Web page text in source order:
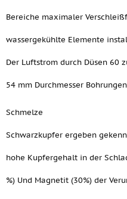
Bereiche maximaler
wassergekühlte Elemente
Der Luftstrom durch Düsen 60
54 mm Durchmesser
Schmelze
Schwarzkupfer ergeben
hohe Kupfergehalt in der
%) Und Magnetit (30%) der